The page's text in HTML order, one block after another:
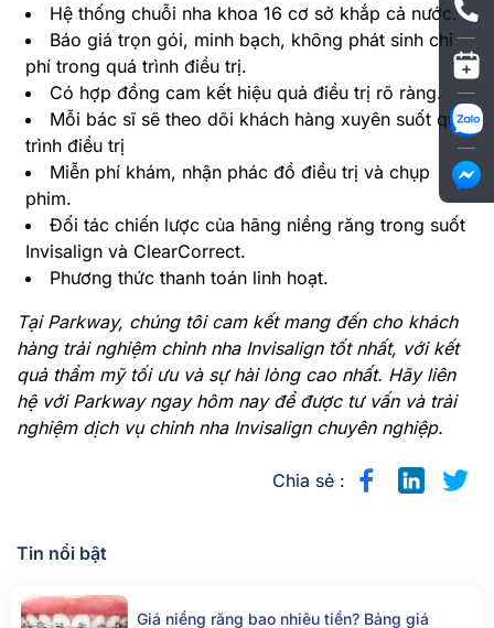
Hệ thống chuỗi nha khoa 16 cơ sở khắp cả nước.
Báo giá trọn gói, minh bạch, không phát sinh chi
phí trong quá trình điều trị.
Có hợp đồng cam kết hiệu quả điều trị rõ ràng.
Mỗi bác sĩ sẽ theo dõi khách hàng xuyên suốt quá
trình điều trị
Miễn phí khám, nhận phác đồ điều trị và chụp
phim.
Đối tác chiến lược của hãng niềng răng trong suốt
Invisalign và ClearCorrect.
Phương thức thanh toán linh hoạt.
Tại Parkway, chúng tôi cam kết mang đến cho khách
hàng trải nghiệm chỉnh nha Invisalign tốt nhất, với kết
quả thẩm mỹ tối ưu và sự hài lòng cao nhất. Hãy liên
hệ với Parkway ngay hôm nay để được tư vấn và trải
nghiệm dịch vụ chỉnh nha Invisalign chuyên nghiệp.
Chia sẻ :
Tin nổi bật
Giá niềng răng bao nhiêu tiền? Bảng giá